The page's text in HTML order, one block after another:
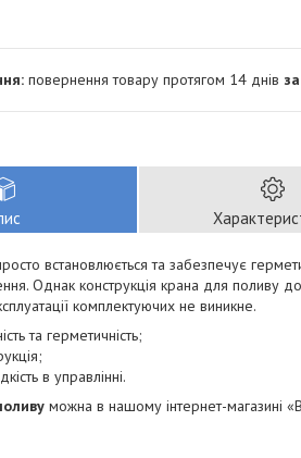
повернення товару протягом 14 днів
встановлюється та забезпечує
Однак конструкція крана для
комплектуючих не виникне.
та герметичність;
в управлінні.
можна в нашому інтернет-магазині